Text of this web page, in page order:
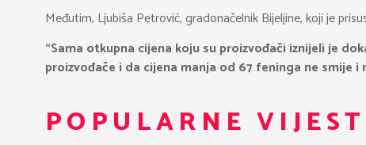
Međutim, Ljubiša Petrović, gradonačelnik Bijeljine, koji je
“Sama otkupna cijena koju su proizvođači iznijeli je
proizvođače i da cijena manja od 67 feninga ne smije i
POPULARNE